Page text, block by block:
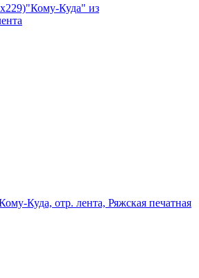
Куда" из
Куда, отр. лента, Ряжская печатная